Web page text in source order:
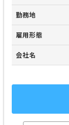
勤務地
雇用形態
会社名